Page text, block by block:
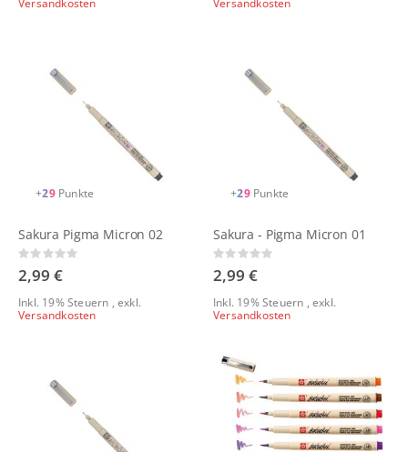
Versandkosten Versandkosten
+29 Punkte
Sakura Pigma Micron 02
Rating:
0%
2,99 €
Inkl. 19% Steuern ,exkl.
Versandkosten
+29 Punkte
Sakura - Pigma Micron 01
Rating:
0%
2,99 €
Inkl. 19% Steuern ,exkl.
Versandkosten